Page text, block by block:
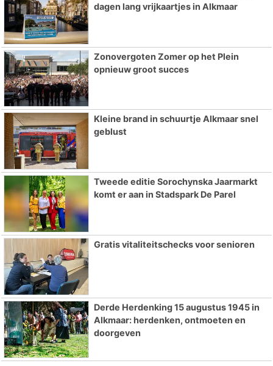
dagen lang vrijkaartjes in Alkmaar
Zonovergoten Zomer op het Plein
opnieuw groot succes
Kleine brand in schuurtje Alkmaar snel
geblust
Tweede editie Sorochynska Jaarmarkt
komt er aan in Stadspark De Parel
Gratis vitaliteitschecks voor senioren
Derde Herdenking 15 augustus 1945 in
Alkmaar: herdenken, ontmoeten en
doorgeven